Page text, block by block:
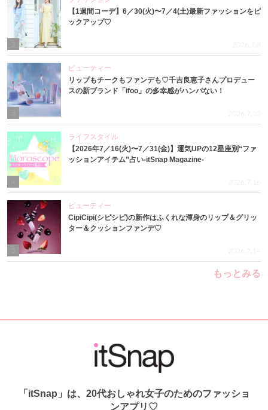
【1週間コーデ】6／30(火)〜7／4(土)最新ファッションをピ
ックアップ♡
2026.7.8
3
ビューティー
リップもチークもファンデも♡千吉良恵子さんプロデュー
スの新ブランド「ifoo」の多幸感がハンパない！
2026.7.10
4
ライフスタイル
【2026年7／16(火)〜7／31(金)】運気UPの12星座別“ファ
ッションアイテム”占い-itSnap Magazine-
2026.7.16
ビューティー
CipiCipi(シピシピ)の新作はふくれな渾身のリップ＆グリッ
ター＆クッションファンデ♡
2026.7.14
もっとみる
「itSnap」は、20代おしゃれ女子のためのファッショ
ンアプリ♡